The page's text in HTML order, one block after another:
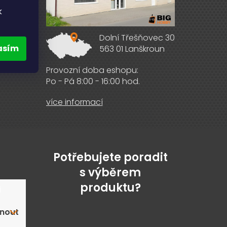
Dolní Třešňovec 30
563 01 Lanškroun
Provozní doba eshopu:
Po - Pá 8:00 - 16:00 hod.
více informací
Potřebujete poradit
s výběrem
produktu?